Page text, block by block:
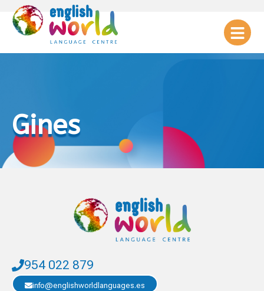
Gines
954 022 879
info@englishworldlanguages.es